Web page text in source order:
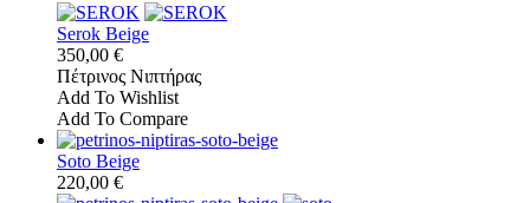
Serok Beige
350,00 €
Πέτρινος Νιπτήρας
Add To Wishlist
Add To Compare
Soto Beige
220,00 €